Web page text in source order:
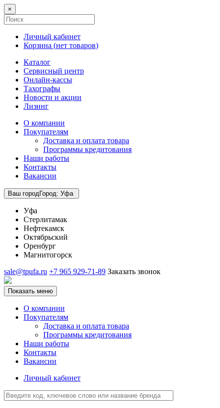
×
Личный кабинет
Корзина (нет товаров)
Каталог
Сервисный центр
Онлайн-кассы
Тахографы
Новости и акции
Лизинг
О компании
Покупателям
Доставка и оплата товара
Программы кредитования
Наши работы
Контакты
Вакансии
Ваш городГород: Уфа
Уфа
Стерлитамак
Нефтекамск
Октябрьский
Оренбург
Магнитогорск
sale@tpufa.ru +7 965 929-71-89 Заказать звонок
Показать меню
О компании
Покупателям
Доставка и оплата товара
Программы кредитования
Наши работы
Контакты
Вакансии
Личный кабинет